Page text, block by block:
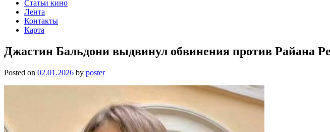
Статьи кино
Лента
Контакты
Карта
Джастин Бальдони выдвинул обвинения против Райана
Posted on 02.01.2026 by poster